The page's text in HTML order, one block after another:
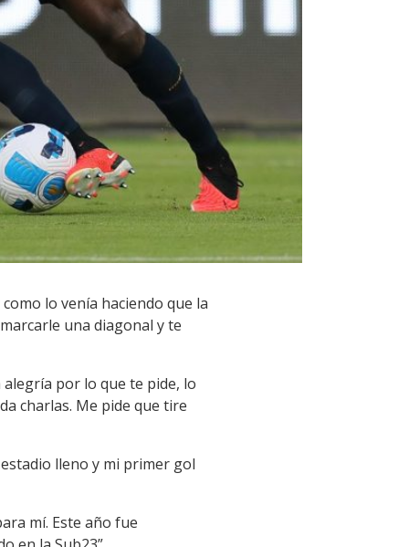
lo venía haciendo que la
una diagonal y te
por lo que te pide, lo
charlas. Me pide que tire
lleno y mi primer gol
mí. Este año fue